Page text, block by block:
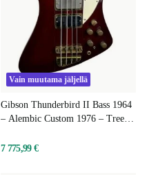
Vain muutama jäljellä
Gibson Thunderbird II Bass 1964
– Alembic Custom 1976 – Tree of
7 775,99 €